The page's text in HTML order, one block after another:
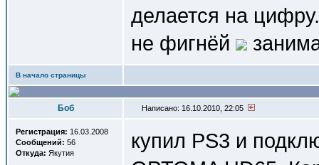
делается на
не фигнёй
В начало страницы
Боб Написано: 16.10.2010, 22:05
Регистрация: 16.03.2008
Сообщений: 56
Откуда: Якутия
купил PS3 и